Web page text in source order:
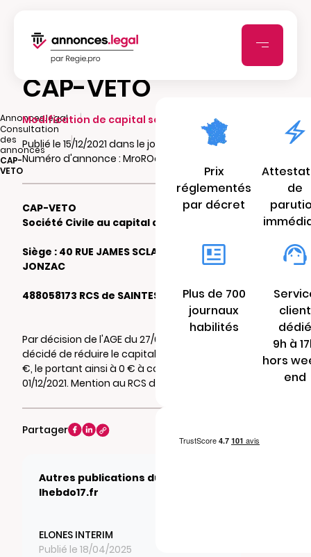
Annonces.legal
|
Consultation
des
annonces
|
CAP-
VETO
CAP-VETO
Modification de capital social
Publié le 15/12/2021 dans le journal lhebdo17.fr
Numéro d'annonce : MroROdq2wqxJL
CAP-VETO
Société Civile au capital de 39.000 €
Siège : 40 RUE JAMES SCLAFER 17500
JONZAC
488058173 RCS de SAINTES
Par décision de l'AGE du 27/04/2020, il a été
décidé de réduire le capital social de 39.000
€, le portant ainsi à 0 € à compter du
01/12/2021. Mention au RCS de SAINTES
Partager
Autres publications du journal
lhebdo17.fr
ELONES INTERIM
Publié le 18/04/2025
Prix
réglementés
par décret
de
Plus de 700
journaux
habilités
client
dédié
9h à
hors
end